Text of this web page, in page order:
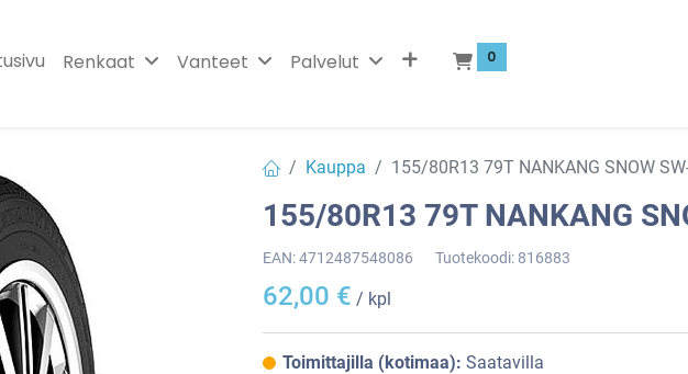
Renkaat Vanteet Palvelut 0
Kauppa 155/80R13 79T NANKANG SNOW
155/80R13 79T NANKANG
EAN:4712487548086 Tuotekoodi: 816883
62,00 € / kpl
Toimittajilla (kotimaa): Saatavilla